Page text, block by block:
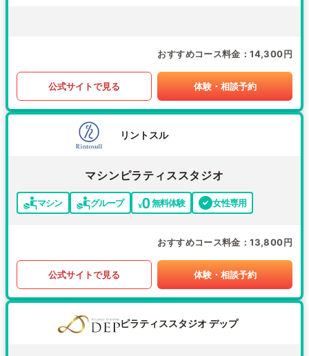
おすすめコース料金 14,300円
公式サイトで見る 体験・相談予約
リントスル
マシンピラティススタジオ
マシン グループ 無料体験 女性専用
おすすめコース料金 13,800円
公式サイトで見る 体験・相談予約
ピラティススタジオ デップ